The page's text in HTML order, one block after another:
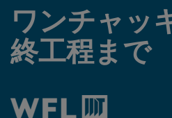
ワンチャッ
終工程まで